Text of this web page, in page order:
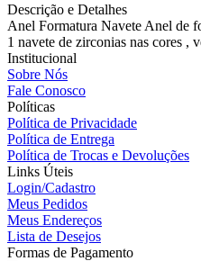
Descrição e Detalhes
Anel Formatura Navete Anel de
1 navete de zirconias nas cores ,
Institucional
Sobre Nós
Fale Conosco
Políticas
Política de Privacidade
Política de Entrega
Política de Trocas e Devoluções
Links Úteis
Login/Cadastro
Meus Pedidos
Meus Endereços
Lista de Desejos
Formas de Pagamento